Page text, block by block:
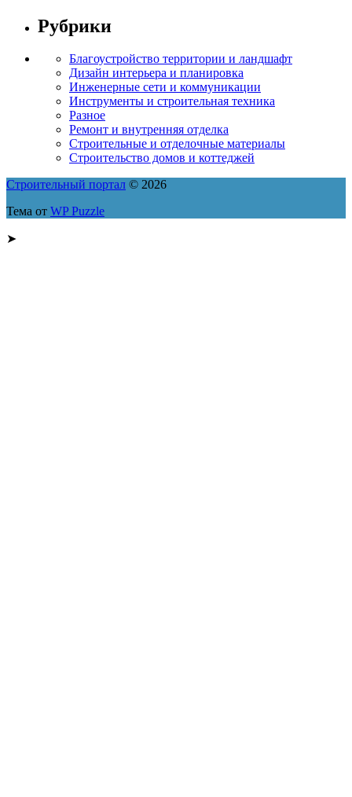
Рубрики
Благоустройство территории и ландшафт
Дизайн интерьера и планировка
Инженерные сети и коммуникации
Инструменты и строительная техника
Разное
Ремонт и внутренняя отделка
Строительные и отделочные материалы
Строительство домов и коттеджей
Строительный портал © 2026
Тема от WP Puzzle
➤